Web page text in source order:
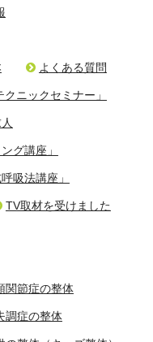
よくある質問
ニックセミナー」
グ講座」
吸法講座」
TV取材を受けました
関節症の整体
調症の整体